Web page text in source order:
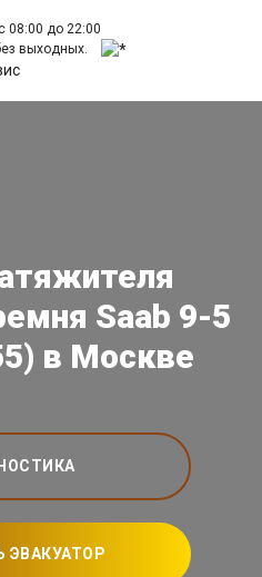
08:00 до 22:00
выходных.
Saab 9-5
в Москве
ЭВАКУАТОР